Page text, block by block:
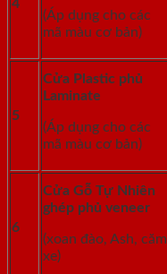
4
(Áp dụng cho các
mã màu cơ bản)
5
Cửa Plastic phủ
Laminate
(Áp dụng cho các
mã màu cơ bản)
6
Cửa Gỗ Tự Nhiên
ghép phủ veneer
(xoan đào, Ash, căm
xe)